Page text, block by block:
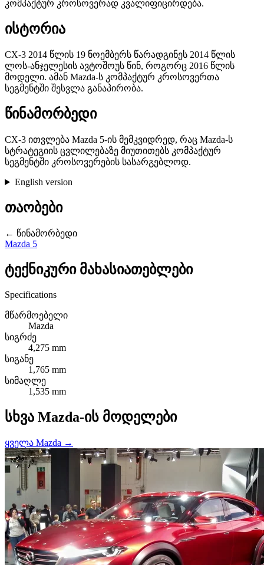
კომპაქტურ კროსოვერად კვალიფიცირდება.
ისტორია
CX-3 2014 წლის 19 ნოემბერს წარადგინეს 2014 წლის
ლოს-ანჯელესის ავტოშოუს წინ, როგორც 2016 წლის
მოდელი. ამან Mazda-ს კომპაქტურ კროსოვერთა
სეგმენტში შესვლა განაპირობა.
წინამორბედი
CX-3 ითვლება Mazda 5-ის მემკვიდრედ, რაც Mazda-ს
სტრატეგიის ცვლილებაზე მიუთითებს კომპაქტურ
სეგმენტში კროსოვერების სასარგებლოდ.
English version
თაობები
← წინამორბედი
Mazda 5
ტექნიკური მახასიათებლები
Specifications
მწარმოებელი
Mazda
სიგრძე
4,275 mm
სიგანე
1,765 mm
სიმაღლე
1,535 mm
სხვა Mazda-ის მოდელები
ყველა Mazda →